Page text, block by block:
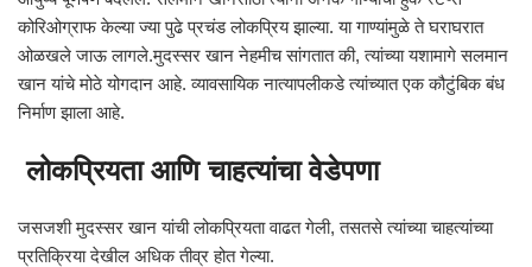
कोरिओग्राफ केल्या ज्या पुढे प्रचंड लोकप्रिय झाल्या. या गाण्यांमुळे ते घराघरात
ओळखले जाऊ लागले.मुदस्सर खान नेहमीच सांगतात की, त्यांच्या यशामागे सलमान
खान यांचे मोठे योगदान आहे. व्यावसायिक नात्यापलीकडे त्यांच्यात एक कौटुंबिक बंध
निर्माण झाला आहे.
लोकप्रियता आणि चाहत्यांचा वेडेपणा
जसजशी मुदस्सर खान यांची लोकप्रियता वाढत गेली, तसतसे त्यांच्या चाहत्यांच्या
प्रतिक्रिया देखील अधिक तीव्र होत गेल्या.